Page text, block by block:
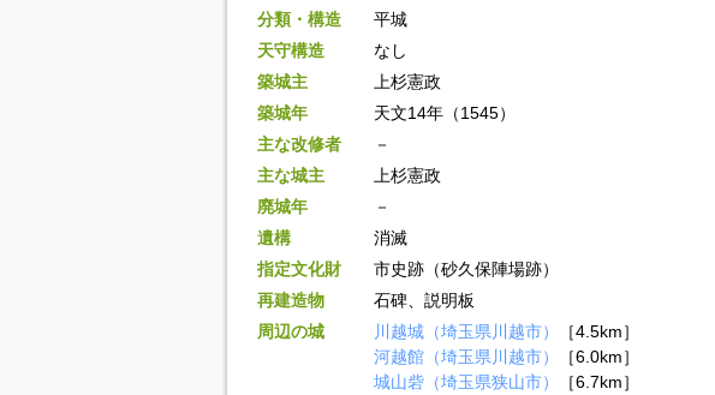
分類・構造
平城
天守構造
なし
築城主
上杉憲政
築城年
天文14年（1545）
主な改修者
－
主な城主
上杉憲政
廃城年
－
遺構
消滅
指定文化財
市史跡（砂久保陣場跡）
再建造物
石碑、説明板
周辺の城
川越城（埼玉県川越市）
［4.5km］
河越館（埼玉県川越市）
［6.0km］
城山砦（埼玉県狭山市）
［6.7km］